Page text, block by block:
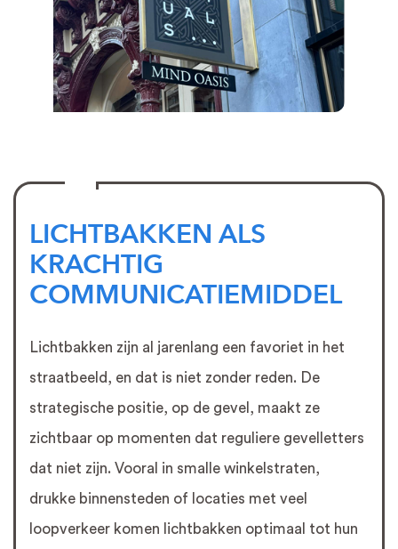
LICHTBAKKEN ALS
KRACHTIG
COMMUNICATIEMIDDEL
Lichtbakken zijn al jarenlang een favoriet in het
straatbeeld, en dat is niet zonder reden. De
strategische positie, op de gevel, maakt ze
zichtbaar op momenten dat reguliere gevelletters
dat niet zijn. Vooral in smalle winkelstraten,
drukke binnensteden of locaties met veel
loopverkeer komen lichtbakken optimaal tot hun